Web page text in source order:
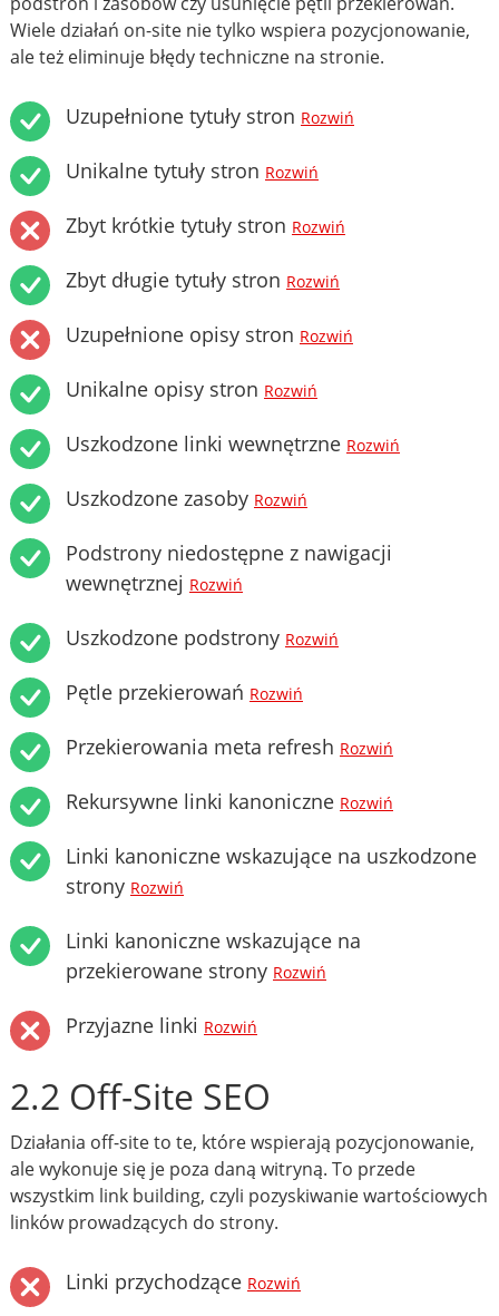
Wiele działań on-site nie tylko wspiera pozycjonowanie,
ale też eliminuje błędy techniczne na stronie.
Uzupełnione tytuły stron Rozwiń
Unikalne tytuły stron Rozwiń
Zbyt krótkie tytuły stron Rozwiń
Zbyt długie tytuły stron Rozwiń
Uzupełnione opisy stron Rozwiń
Unikalne opisy stron Rozwiń
Uszkodzone linki wewnętrzne Rozwiń
Uszkodzone zasoby Rozwiń
Podstrony niedostępne z nawigacji
wewnętrznej Rozwiń
Uszkodzone podstrony Rozwiń
Pętle przekierowań Rozwiń
Przekierowania meta refresh Rozwiń
Rekursywne linki kanoniczne Rozwiń
Linki kanoniczne wskazujące na uszkodzone
strony Rozwiń
Linki kanoniczne wskazujące na
przekierowane strony Rozwiń
Przyjazne linki Rozwiń
2.2 Off-Site SEO
Działania off-site to te, które wspierają pozycjonowanie,
ale wykonuje się je poza daną witryną. To przede
wszystkim link building, czyli pozyskiwanie wartościowych
linków prowadzących do strony.
Linki przychodzące Rozwiń